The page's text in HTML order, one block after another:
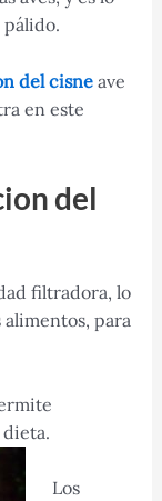
del cisne ave
en este
del
filtradora, lo
alimentos, para
Los